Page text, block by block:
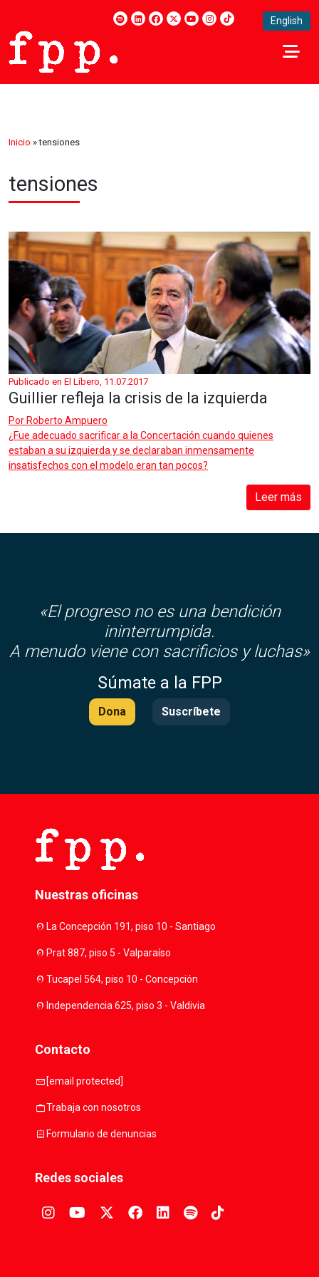
English
Inicio »tensiones
tensiones
Publicado en El Líbero, 11.07.2017
Guillier refleja la crisis de la izquierda
Por Roberto Ampuero
¿Fue adecuado sacrificar a la Concertación cuando quienes
estaban a su izquierda y se declaraban inmensamente
insatisfechos con el modelo eran tan pocos?
Leer más
«El progreso no es una bendición
ininterrumpida.
A menudo viene con sacrificios y luchas»
Súmate a la FPP
Dona Suscríbete
Nuestras oficinas
location_onLa Concepción 191, piso 10 - Santiago
location_onPrat 887, piso 5 - Valparaíso
location_onTucapel 564, piso 10 - Concepción
location_onIndependencia 625, piso 3 - Valdivia
Contacto
mail [email protected]
workTrabaja con nosotros
assignmentFormulario de denuncias
Redes sociales